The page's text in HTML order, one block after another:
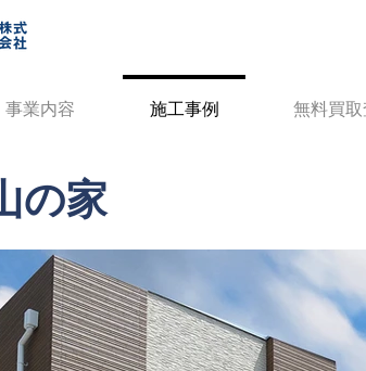
事業内容 施工事例 無料買取
の家